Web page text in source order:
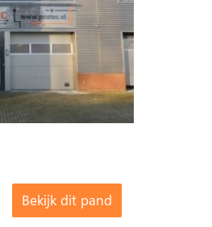
Bekijk dit pand